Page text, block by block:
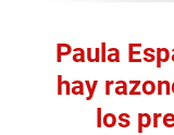
Paula
hay
los